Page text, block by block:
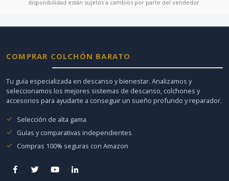
disponibilidad están sujetos a cambios por parte del vendedor.
COMPRAR COLCHÓN BARATO
Tu guía especializada en descanso y bienestar. Analizamos y
seleccionamos los mejores sistemas de descanso, colchones y
accesorios para ayudarte a conseguir un sueño profundo y reparador.
Selección de alta gama
Guías y comparativas independientes
Compras 100% seguras con Amazon